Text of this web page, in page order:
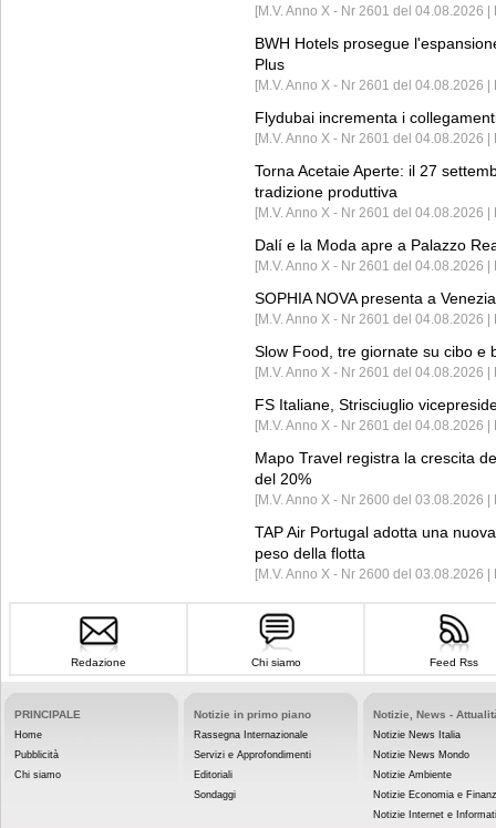
[M.V. Anno X - Nr 2601 del 04.08.2026 |
BWH Hotels prosegue
Plus
[M.V. Anno X - Nr 2601 del 04.08.2026 |
Flydubai incrementa i
[M.V. Anno X - Nr 2601 del 04.08.2026 |
Torna Acetaie Aperte: il 27
tradizione produttiva
[M.V. Anno X - Nr 2601 del 04.08.2026 |
Dalí e la Moda apre a Palazzo
[M.V. Anno X - Nr 2601 del 04.08.2026 |
SOPHIA NOVA presenta a
[M.V. Anno X - Nr 2601 del 04.08.2026
Slow Food, tre giornate su cibo e
[M.V. Anno X - Nr 2601 del 04.08.2026 |
FS Italiane, Strisciuglio
[M.V. Anno X - Nr 2601 del 04.08.2026 |
Mapo Travel registra la crescita
del 20%
[M.V. Anno X - Nr 2600 del 03.08.2026 |
TAP Air Portugal adotta una
peso della flotta
[M.V. Anno X - Nr 2600 del 03.08.2026
Redazione Chi siamo Feed Rss
PRINCIPALE
Home
Pubblicità
Chi siamo
Notizie in primo piano
Rassegna Internazionale
Servizi e Approfondimenti
Editoriali
Sondaggi
Notizie, News -
Notizie News Italia
Notizie News Mondo
Notizie Ambiente
Notizie Economia e
Notizie Internet e